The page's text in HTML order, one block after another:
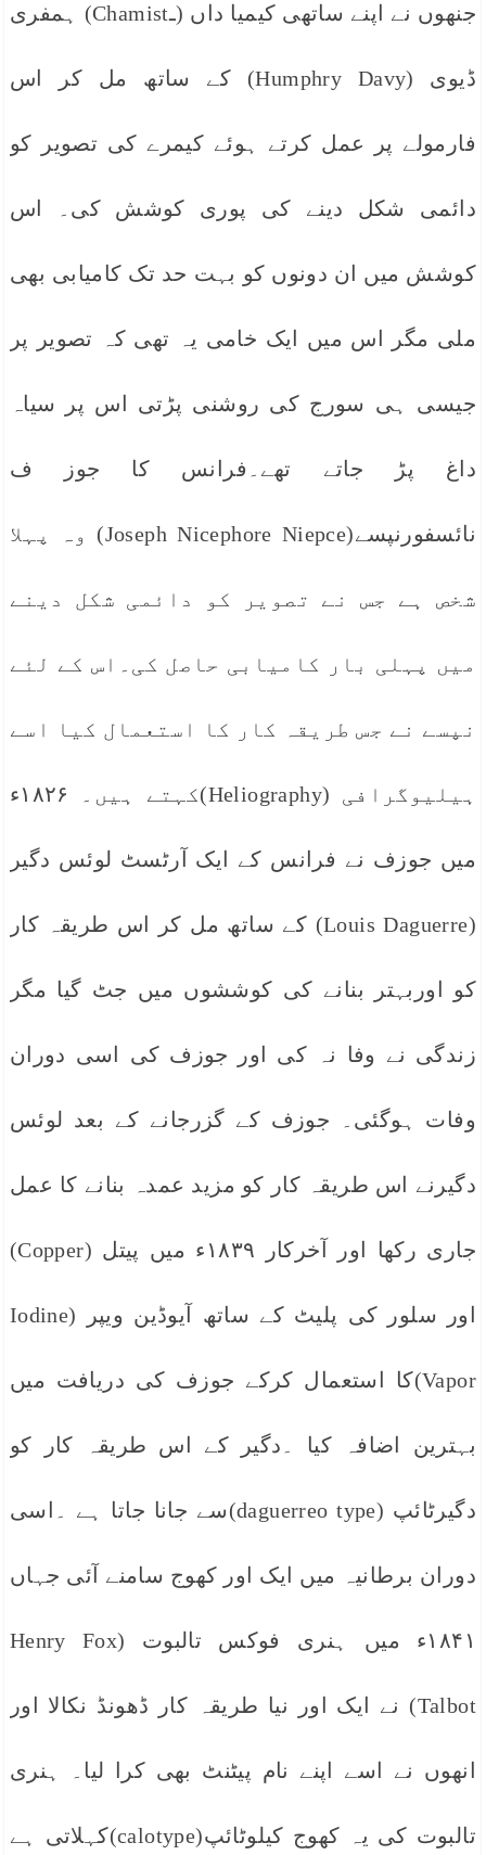
جنھوں نے اپنے ساتھی کیمیا داں (ـChamist) ہمفری
ڈیوی (Humphry Davy) کے ساتھ مل کر اس
فارمولے پر عمل کرتے ہوئے کیمرے کی تصویر کو
دائمی شکل دینے کی پوری کوشش کی۔ اس
کوشش میں ان دونوں کو بہت حد تک کامیابی بھی
ملی مگر اس میں ایک خامی یہ تھی کہ تصویر پر
جیسی ہی سورج کی روشنی پڑتی اس پر سیاہ
داغ پڑ جاتے تھے۔فرانس کا جوز ف
نائسفورنپسے(Joseph Nicephore Niepce) وہ پہلا
شخص ہے جس نے تصویر کو دائمی شکل دینے
میں پہلی بار کامیابی حاصل کی۔اس کے لئے
نپسے نے جس طریقہ کار کا استعمال کیا اسے
ہیلیوگرافی (Heliography)کہتے ہیں۔ ۱۸۲۶ء
میں جوزف نے فرانس کے ایک آرٹسٹ لوئس دگیر
(Louis Daguerre) کے ساتھ مل کر اس طریقہ کار
کو اوربہتر بنانے کی کوششوں میں جٹ گیا مگر
زندگی نے وفا نہ کی اور جوزف کی اسی دوران
وفات ہوگئی۔ جوزف کے گزرجانے کے بعد لوئس
دگیرنے اس طریقہ کار کو مزید عمدہ بنانے کا عمل
جاری رکھا اور آخرکار ۱۸۳۹ء میں پیتل (Copper)
اور سلور کی پلیٹ کے ساتھ آیوڈین ویپر (Iodine
Vapor)کا استعمال کرکے جوزف کی دریافت میں
بہترین اضافہ کیا ۔دگیر کے اس طریقہ کار کو
دگیرٹائپ (daguerreo type)سے جانا جاتا ہے ۔اسی
دوران برطانیہ میں ایک اور کھوج سامنے آئی جہاں
۱۸۴۱ء میں ہنری فوکس تالبوت (Henry Fox
Talbot) نے ایک اور نیا طریقہ کار ڈھونڈ نکالا اور
انھوں نے اسے اپنے نام پیٹنٹ بھی کرا لیا۔ ہنری
تالبوت کی یہ کھوج کیلوٹائپ(calotype)کہلاتی ہے